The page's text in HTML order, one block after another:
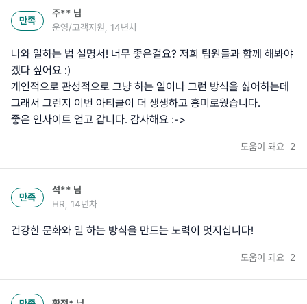
만족
주** 님
운영/고객지원, 14년차
나와 일하는 법 설명서! 너무 좋은걸요? 저희 팀원들과 함께 해봐야
겠다 싶어요 :)
개인적으로 관성적으로 그냥 하는 일이나 그런 방식을 싫어하는데
그래서 그런지 이번 아티클이 더 생생하고 흥미로웠습니다.
좋은 인사이트 얻고 갑니다. 감사해요 :->
도움이 돼요 2
만족
석** 님
HR, 14년차
건강한 문화와 일 하는 방식을 만드는 노력이 멋지십니다!
도움이 돼요 2